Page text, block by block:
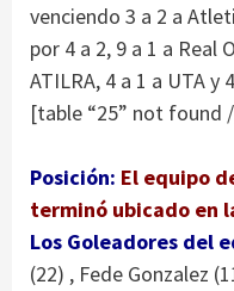
venciendo 3 a 2 a
por 4 a 2, 9 a 1 a Real
ATILRA, 4 a 1 a UTA y
[table “25” not found
Posición: El equipo
terminó ubicado en
Los Goleadores del
(22) , Fede Gonzalez